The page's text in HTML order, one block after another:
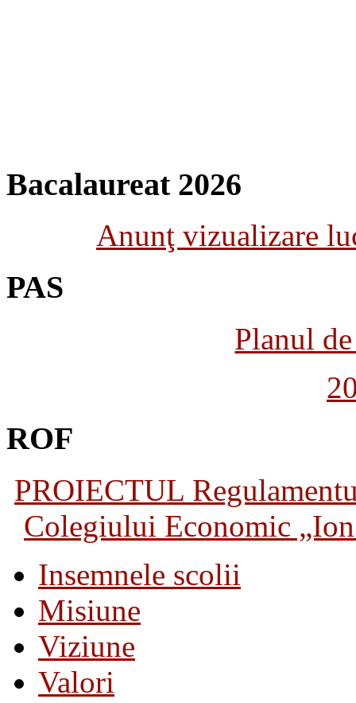
Bacalaureat 2026
Anunţ vizualizare
PAS
Planul
ROF
PROIECTUL
Colegiului Economic
Insemnele scolii
Misiune
Viziune
Valori